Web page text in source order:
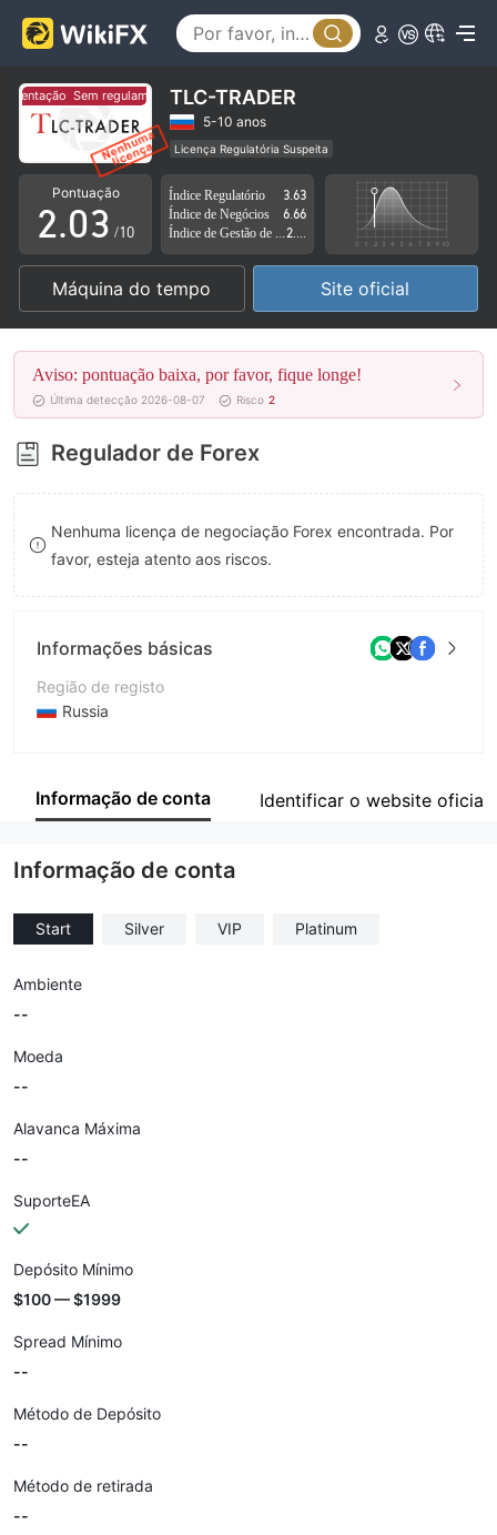
Sem regulamentaçãoTLC-TRADER
5-10 anos
Licença Regulatória Suspeita
Região de negócios suspeita
Risco potencial alto
Pontuação
0
1
2
3
4
5
6
7
8
9
.0
1
2
3
4
5
6
7
8
0
1
2
3
4
5
6
7
8
9
/10
Índice Regulatório
3.63
Índice de Negócios
6.66
Máquina do tempo Site oficial
Aviso: pontuação baixa, por favor, fique longe!
Última detecção 2026-08-07 Risco 2
Regulador de Forex
Nenhuma licença de negociação Forex encontrada. Por
favor, esteja atento aos riscos.
Informações básicas
Região de registo
Russia
Empresa
Informação de conta Identificar o website oficial
Informação de conta
Start Silver VIP Platinum
Ambiente
--
Moeda
--
Alavanca Máxima
--
SuporteEA
Depósito Mínimo
$100 — $1999
Spread Mínimo
--
Método de Depósito
--
Método de retirada
--